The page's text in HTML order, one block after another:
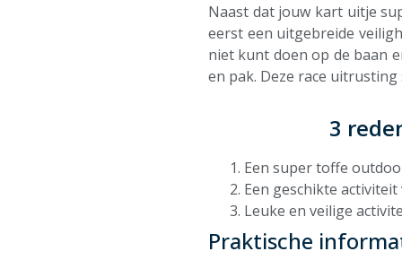
Naast dat jouw kart uitje
eerst een uitgebreide
niet kunt doen op de baan
en pak. Deze race
3
Een super toffe
Een geschikte
Leuke en veilige
Praktische